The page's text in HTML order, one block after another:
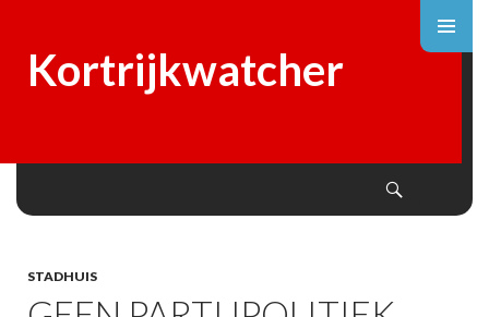
Kortrijkwatcher
STADHUIS